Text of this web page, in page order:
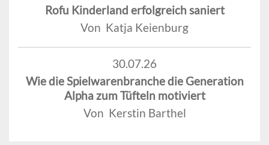
Rofu Kinderland erfolgreich saniert
Von Katja Keienburg
30.07.26
Wie die Spielwarenbranche die Generation
Alpha zum Tüfteln motiviert
Von Kerstin Barthel